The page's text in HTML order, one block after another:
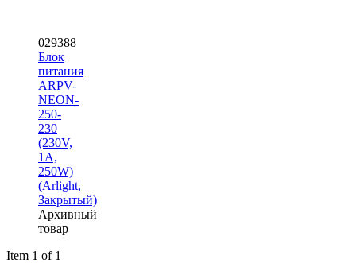
029388
Блок
питания
ARPV-
NEON-
250-
230
(230V,
1A,
250W)
(Arlight,
Закрытый)
Архивный
товар
Item 1 of 1